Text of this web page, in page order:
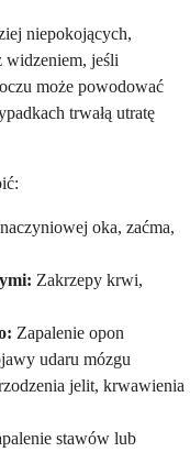
niepokojących,
widzeniem, jeśli
może powodować
trwałą utratę
oka, zaćma,
Zakrzepy krwi,
Zapalenie opon
udaru mózgu
jelit, krwawienia
stawów lub